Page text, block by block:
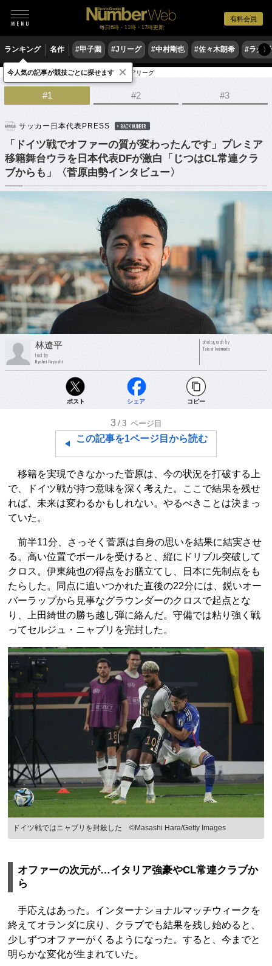
有料会員
毎日6時・11時・17時更新
ランキング 名作 #甲子園 #Jリーグ #中村剛也 #佐々木朗希 #ラグ〉
サッカー サッカー日本代表 プレミアリーグ
#1 #2 #3
サッカー日本代表PRESS BACK NUMBER
「ドイツ戦でオファーの質が変わったんです」プレミア
移籍舞台ウラを日本代表DFが激白「じつはCL常連クラ
ブからも」〈菅原由勢インタビュー〉
林遼平
text by
Ryohei Hayashi
photograph by
Taisei Iwamoto
ポスト シェア コピー
3 /3 ページ目
この記事を1ページ目から読む
移籍を実現できなかった菅原は、今の状況を打破する上
で、ドイツ戦が持つ意味を深く考えた。ここで結果を残せ
れば、未来は変わるかもしれない。やるべきことは決まっ
ていた。
前半11分、さっそく菅原は自身の思いを結果に結実させ
る。高い位置でボールを受けると、縦にドリブル突破して
クロス。伊東純也の得点をお膳立てし、日本に先制点をも
たらした。同点に追いつかれた直後の22分には、鋭いオー
バーラップから見事なグラウンダーのクロスで起点とな
り、上田綺世の勝ち越し弾に絡んだ。守備では粘り強く戦
ってセルジュ・ニャブリを完封した。
ドイツ戦ではニャブリを封殺した ©Masashi Hara/Getty Images
オファーの次元が…イタリア強豪やCL常連クラブか
ら
手応えはあった。インターナショナルマッチウィークを
終えてオランダに戻り、クラブでも結果を残し始めると、
少しずつオファーがくるようになった。すると、今までと
明らかな変化が生まれていた。
今人気の記事が競技ごとに探せます ×